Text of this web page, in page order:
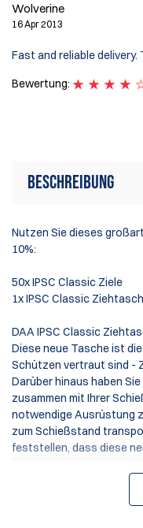
Wolverine
16 Apr 2013
Fast and reliable
Bewertung:
Beschreibung
Nutzen Sie dieses
10%:
50x IPSC Classic Ziele
1x IPSC Classic
DAA IPSC Classic
Diese neue Tasche ist
Schützen vertraut sind -
Darüber hinaus haben
zusammen mit Ihrer
notwendige Ausrüstung
zum Schießstand
feststellen, dass diese
ist!
Packung mit 50 IPSC